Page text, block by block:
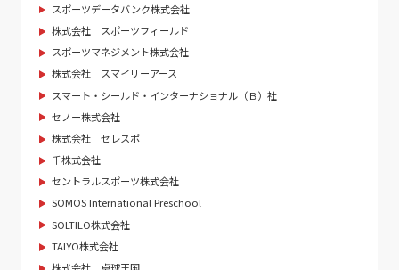
スポーツデータバンク株式会社
株式会社 スポーツフィールド
スポーツマネジメント株式会社
株式会社 スマイリーアース
スマート・シールド・インターナショナル（Ｂ）社
セノー株式会社
株式会社 セレスポ
千株式会社
セントラルスポーツ株式会社
SOMOS International Preschool
SOLTILO株式会社
TAIYO株式会社